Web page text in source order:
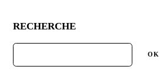
RECHERCHE